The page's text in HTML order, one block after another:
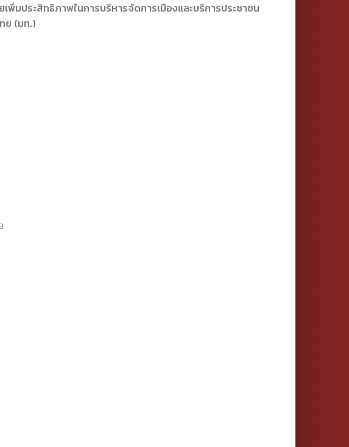
มประสิทธิภาพในการบริหารจัดการเมืองและบริการประชาชน
ย (มท.)